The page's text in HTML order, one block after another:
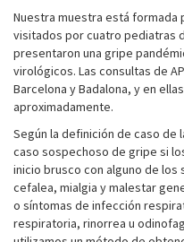
Nuestra muestra está formada
visitados por cuatro pediatras
presentaron una gripe
virológicos. Las consultas de
Barcelona y Badalona, y en
aproximadamente.
Según la definición de caso de
caso sospechoso de gripe si
inicio brusco con alguno de los
cefalea, mialgia y malestar
o síntomas de infección
respiratoria, rinorrea u